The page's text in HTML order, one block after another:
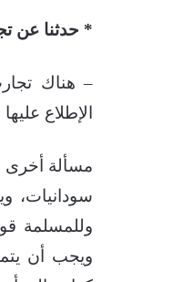
* حدثنا عن
– هناك
الإطلاع
مسألة أخرى
سودانيات،
وللمسلمة
ويجب أن